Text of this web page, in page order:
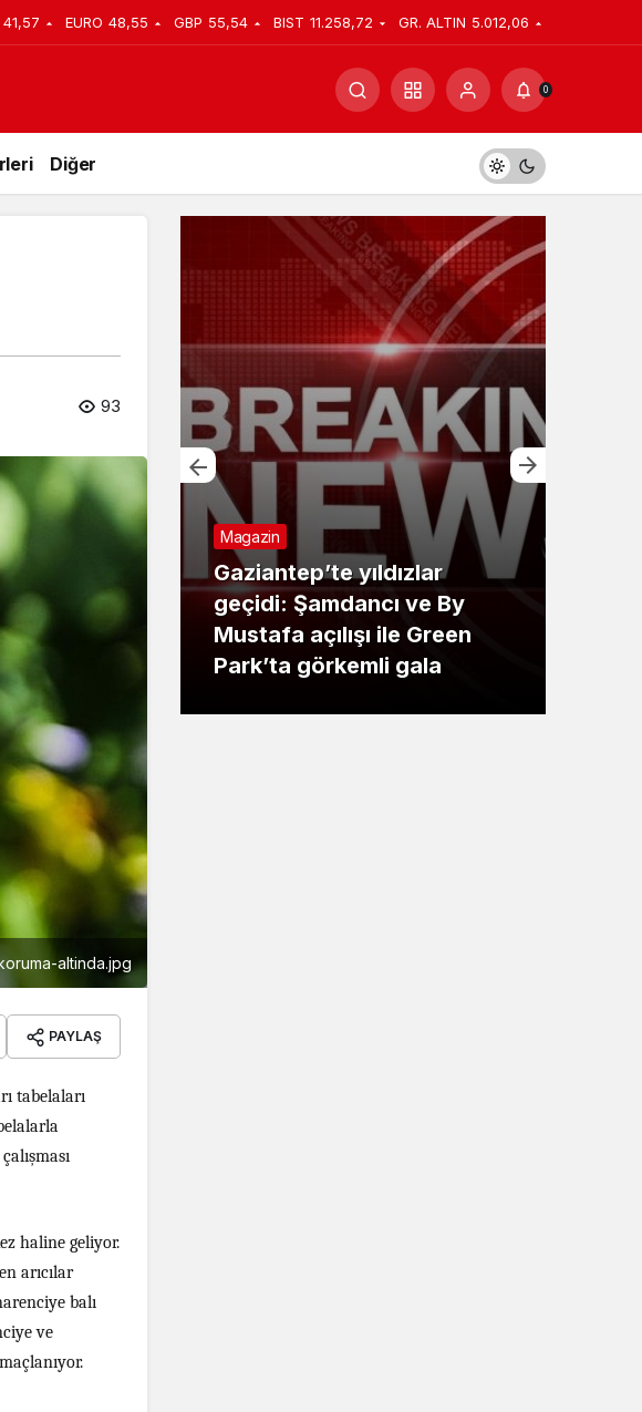
41,57 EURO 48,55 GBP 55,54 BIST 11.258,72 GR. ALTIN 5.012,06
0
Diğer
93
altinda.jpg
PAYLAŞ
tabelaları
haline geliyor.
arıcılar
balı
ve
yeni
Magazin
Gaziantep’te yıldızlar
geçidi: Şamdancı ve By
Mustafa açılışı ile Green
Park’ta görkemli gala